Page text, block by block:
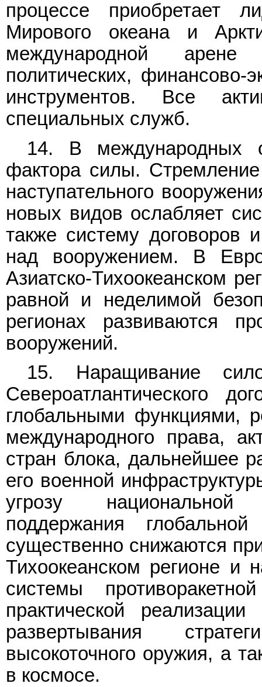
процессе приобретает
Мирового океана и
международной
политических,
инструментов. Все
специальных служб.
14. В международных
фактора силы.
наступательного
новых видов ослабляет
также систему договоров
над вооружением. В
Азиатско-Тихоокеанском
равной и неделимой
регионах развиваются
вооружений.
15. Наращивание
Североатлантического
глобальными функциями,
международного права,
стран блока, дальнейшее
его военной
угрозу национальной
поддержания
существенно снижаются
Тихоокеанском регионе и
системы
практической
развертывания
высокоточного оружия, а
в космосе.